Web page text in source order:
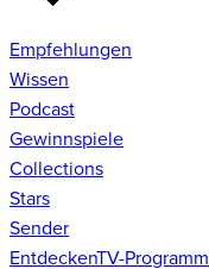
Empfehlungen
Wissen
Podcast
Gewinnspiele
Collections
Stars
Sender
EntdeckenTV-Programm